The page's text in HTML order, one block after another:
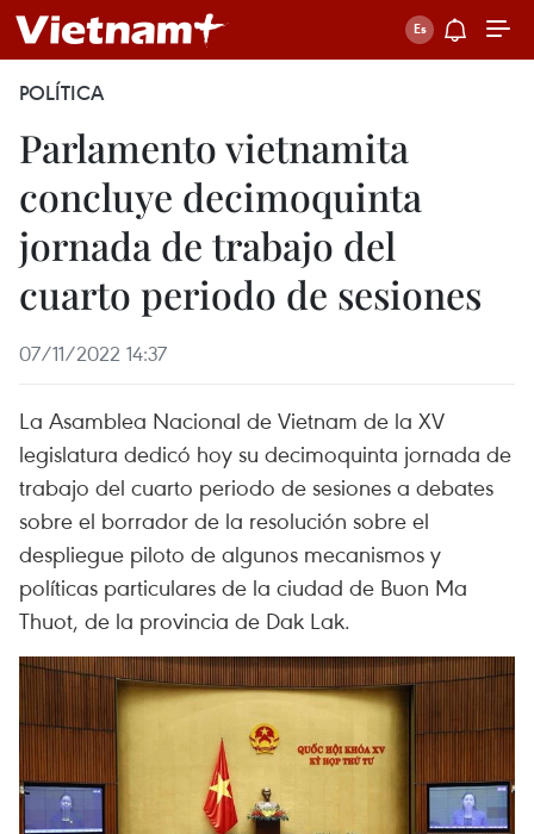
POLÍTICA
Parlamento vietnamita
concluye decimoquinta
jornada de trabajo del
cuarto periodo de sesiones
07/11/2022 14:37
La Asamblea Nacional de Vietnam de la XV
legislatura dedicó hoy su decimoquinta jornada de
trabajo del cuarto periodo de sesiones a debates
sobre el borrador de la resolución sobre el
despliegue piloto de algunos mecanismos y
políticas particulares de la ciudad de Buon Ma
Thuot, de la provincia de Dak Lak.